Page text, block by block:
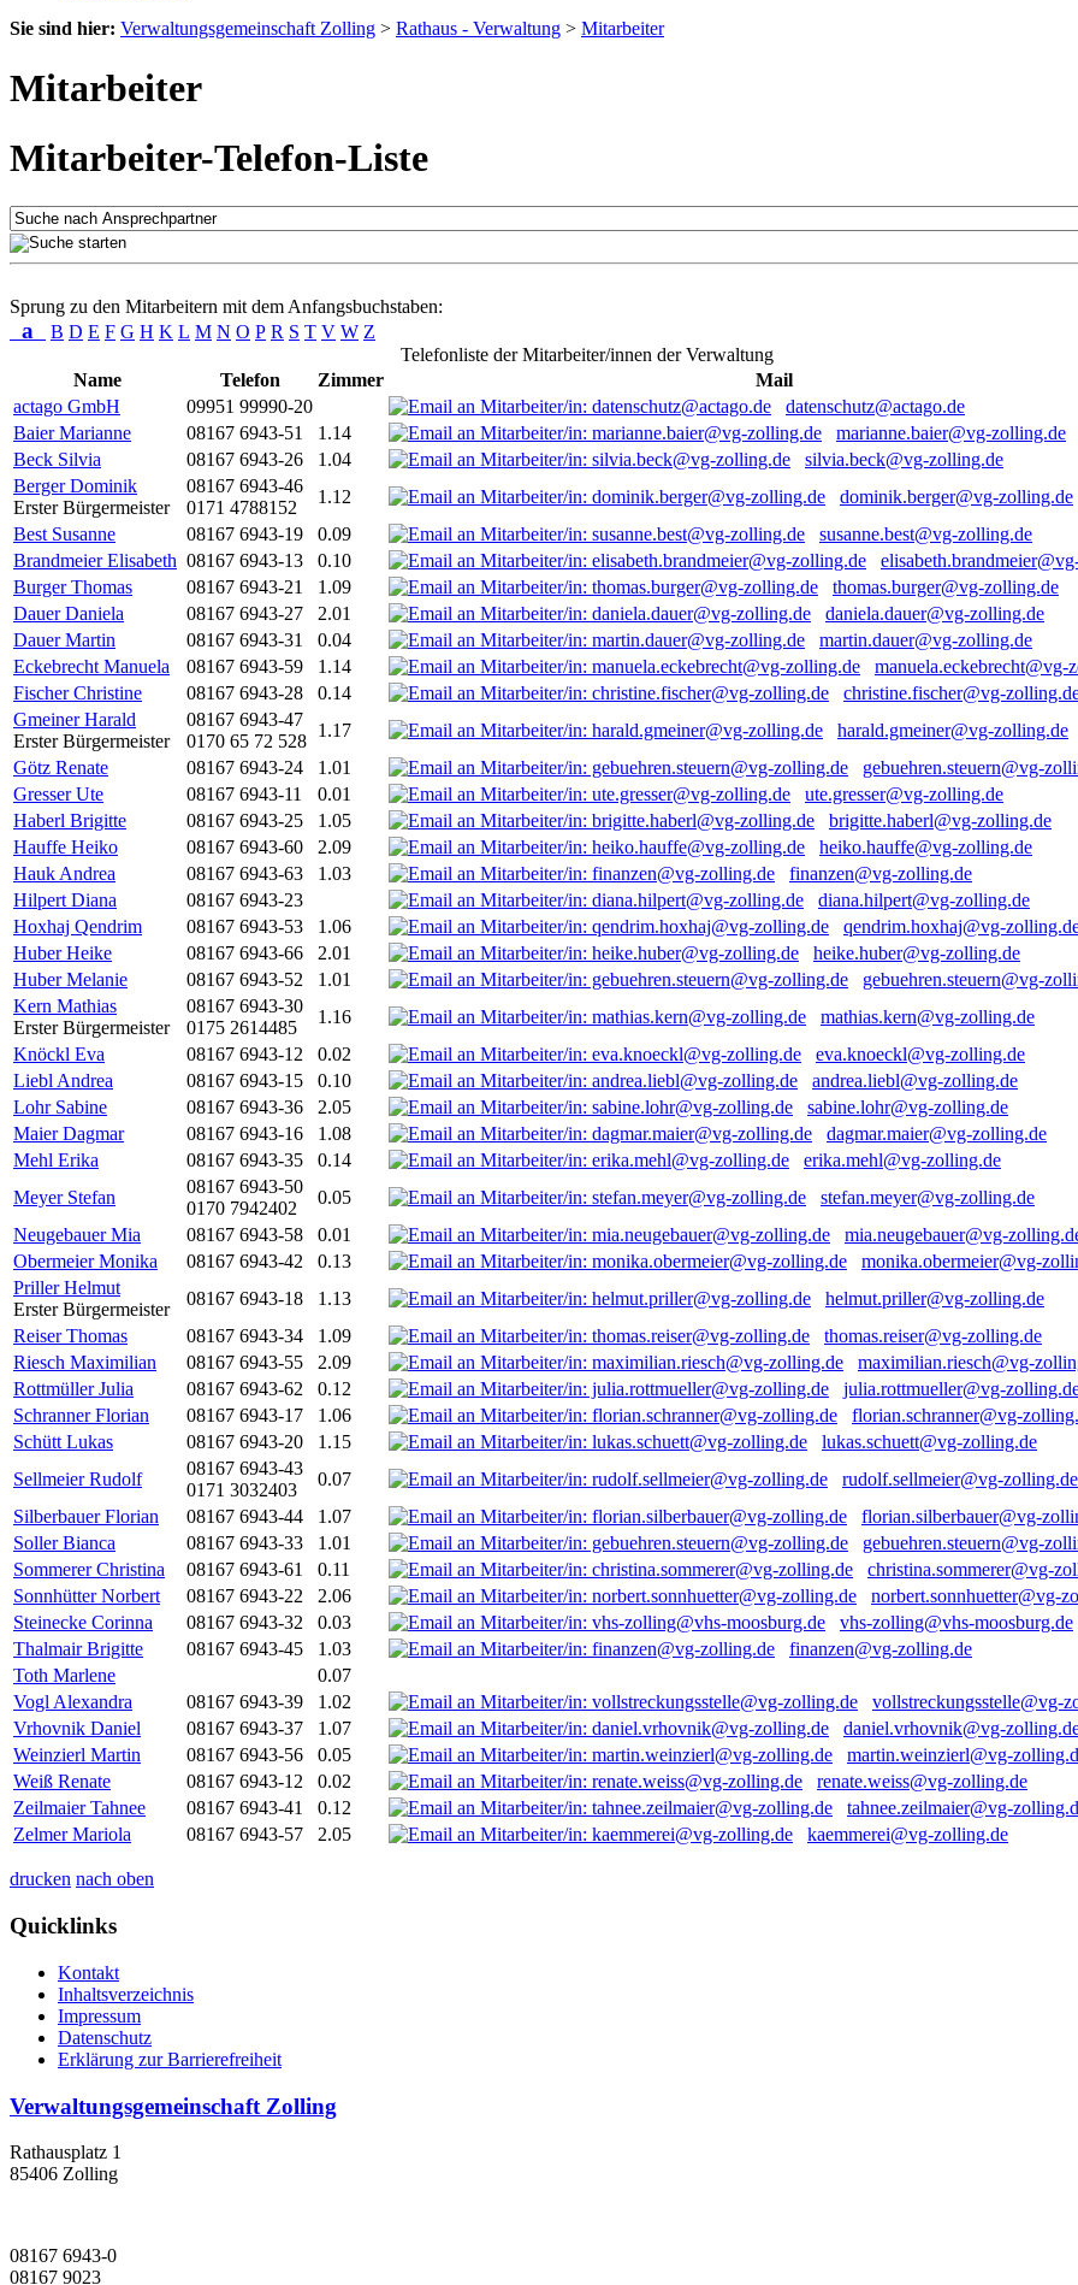
Sie sind hier: Verwaltungsgemeinschaft Zolling > Rathaus - Verwaltung > Mitarbeiter
Mitarbeiter
Mitarbeiter-Telefon-Liste
Sprung zu den Mitarbeitern mit dem Anfangsbuchstaben:
a B D E F G H K L M N O P R S T V W Z
Telefonliste der Mitarbeiter/innen der Verwaltung
Name
Telefon Zimmer
Mail
actago GmbH
09951 99990-20
datenschutz@actago.de
Baier Marianne
08167 6943-51 1.14
marianne.baier@vg-zolling.de
Beck Silvia
08167 6943-26 1.04
silvia.beck@vg-zolling.de
Berger Dominik
Erster Bürgermeister
08167 6943-46
0171 4788152
1.12
dominik.berger@vg-zolling.de
Best Susanne
08167 6943-19 0.09
susanne.best@vg-zolling.de
Brandmeier Elisabeth 08167 6943-13 0.10
Burger Thomas
08167 6943-21 1.09
thomas.burger@vg-zolling.de
Dauer Daniela
08167 6943-27 2.01
daniela.dauer@vg-zolling.de
Dauer Martin
08167 6943-31 0.04
martin.dauer@vg-zolling.de
Eckebrecht Manuela
08167 6943-59 1.14
manuela.eckebrecht@vg-
Fischer Christine
08167 6943-28 0.14
christine.fischer@vg-
Gmeiner Harald
Erster Bürgermeister
08167 6943-47
0170 65 72 528
1.17
harald.gmeiner@vg-zolling.de
Götz Renate
08167 6943-24 1.01
gebuehren.steuern@vg-
Gresser Ute
08167 6943-11 0.01
ute.gresser@vg-zolling.de
Haberl Brigitte
08167 6943-25 1.05
brigitte.haberl@vg-zolling.de
Hauffe Heiko
08167 6943-60 2.09
heiko.hauffe@vg-zolling.de
Hauk Andrea
08167 6943-63 1.03
finanzen@vg-zolling.de
Hilpert Diana
08167 6943-23
diana.hilpert@vg-zolling.de
Hoxhaj Qendrim
08167 6943-53 1.06
qendrim.hoxhaj@vg-
Huber Heike
08167 6943-66 2.01
heike.huber@vg-zolling.de
Huber Melanie
08167 6943-52 1.01
gebuehren.steuern@vg-
Kern Mathias
Erster Bürgermeister
08167 6943-30
0175 2614485
1.16
mathias.kern@vg-zolling.de
Knöckl Eva
08167 6943-12 0.02
eva.knoeckl@vg-zolling.de
Liebl Andrea
08167 6943-15 0.10
andrea.liebl@vg-zolling.de
Lohr Sabine
08167 6943-36 2.05
sabine.lohr@vg-zolling.de
Maier Dagmar
08167 6943-16 1.08
dagmar.maier@vg-zolling.de
Mehl Erika
08167 6943-35 0.14
erika.mehl@vg-zolling.de
Meyer Stefan
08167 6943-50
0170 7942402
0.05
stefan.meyer@vg-zolling.de
Neugebauer Mia
08167 6943-58 0.01
mia.neugebauer@vg-
Obermeier Monika
08167 6943-42 0.13
monika.obermeier@vg-
Priller Helmut
Erster Bürgermeister
08167 6943-18 1.13
helmut.priller@vg-zolling.de
Reiser Thomas
08167 6943-34 1.09
thomas.reiser@vg-zolling.de
Riesch Maximilian
08167 6943-55 2.09
maximilian.riesch@vg-
Rottmüller Julia
08167 6943-62 0.12
julia.rottmueller@vg-
Schranner Florian
08167 6943-17 1.06
florian.schranner@vg-
Schütt Lukas
08167 6943-20 1.15
lukas.schuett@vg-zolling.de
Sellmeier Rudolf
08167 6943-43
0171 3032403
0.07
rudolf.sellmeier@vg-zolling.de
Silberbauer Florian
08167 6943-44 1.07
florian.silberbauer@vg-
Soller Bianca
08167 6943-33 1.01
gebuehren.steuern@vg-
Sommerer Christina
08167 6943-61 0.11
christina.sommerer@vg-
Sonnhütter Norbert
08167 6943-22 2.06
norbert.sonnhuetter@vg-
Steinecke Corinna
08167 6943-32 0.03
vhs-zolling@vhs-moosburg.de
Thalmair Brigitte
08167 6943-45 1.03
finanzen@vg-zolling.de
Toth Marlene
0.07
Vogl Alexandra
08167 6943-39 1.02
vollstreckungsstelle@vg-
Vrhovnik Daniel
08167 6943-37 1.07
daniel.vrhovnik@vg-
Weinzierl Martin
08167 6943-56 0.05
martin.weinzierl@vg-
Weiß Renate
08167 6943-12 0.02
renate.weiss@vg-zolling.de
Zeilmaier Tahnee
08167 6943-41 0.12
tahnee.zeilmaier@vg-
Zelmer Mariola
08167 6943-57 2.05 kaemmerei@vg-zolling.de
drucken nach oben
Quicklinks
Kontakt
Inhaltsverzeichnis
Impressum
Datenschutz
Erklärung zur Barrierefreiheit
Verwaltungsgemeinschaft Zolling
Rathausplatz 1
85406 Zolling
08167 6943-0
08167 9023